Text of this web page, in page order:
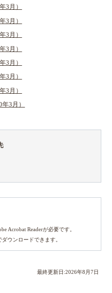
3月）
3月）
3月）
3月）
3月）
3月）
3月）
3月）
Acrobat Readerが必要です。
ウンロードできます。
最終更新日:2026年8 月7日